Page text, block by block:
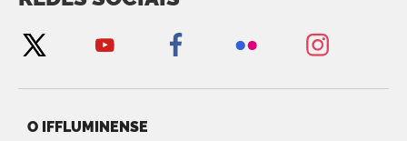
O IFFLUMINENSE